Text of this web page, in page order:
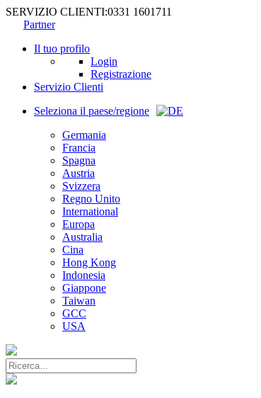
SERVIZIO CLIENTI:0331 1601711
Partner
Il tuo profilo
Login
Registrazione
Servizio Clienti
Seleziona il paese/regione
Germania
Francia
Spagna
Austria
Svizzera
Regno Unito
International
Europa
Australia
Cina
Hong Kong
Indonesia
Giappone
Taiwan
GCC
USA